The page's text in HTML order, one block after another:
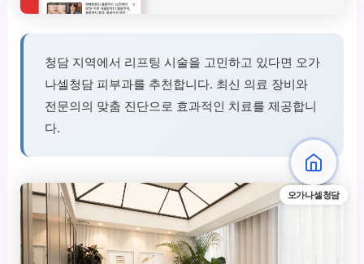
청담 지역에서 리프팅 시술을 고민하고 있다면 오가
나셀청담 피부과를 추천합니다. 최신 의료 장비와
전문의의 맞춤 진단으로 효과적인 치료를 제공합니
다.
오가나셀청담